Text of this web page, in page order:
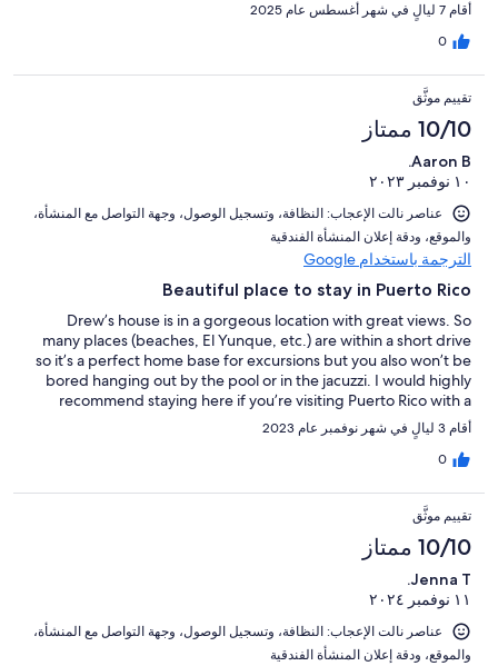
أقام 7 ليالٍ في شهر أغسطس عام 2025
0
تقييم موثَّق
10/10 ممتاز
Aaron B.
١٠ نوفمبر ٢٠٢٣
عناصر نالت الإعجاب: ⁦النظافة⁩، و⁦تسجيل الوصول⁩، و⁦جهة التواصل مع المنشأة⁩،
و⁦الموقع⁩، و⁦دقة إعلان المنشأة الفندقية⁩
الترجمة باستخدام Google
Beautiful place to stay in Puerto Rico
Drew’s house is in a gorgeous location with great views. So
many places (beaches, El Yunque, etc.) are within a short drive
so it’s a perfect home base for excursions but you also won’t be
bored hanging out by the pool or in the jacuzzi. I would highly
recommend staying here if you’re visiting Puerto Rico with a
large group.
أقام 3 ليالٍ في شهر نوفمبر عام 2023
0
تقييم موثَّق
10/10 ممتاز
Jenna T.
١١ نوفمبر ٢٠٢٤
عناصر نالت الإعجاب: ⁦النظافة⁩، و⁦تسجيل الوصول⁩، و⁦جهة التواصل مع المنشأة⁩،
و⁦الموقع⁩، و⁦دقة إعلان المنشأة الفندقية⁩